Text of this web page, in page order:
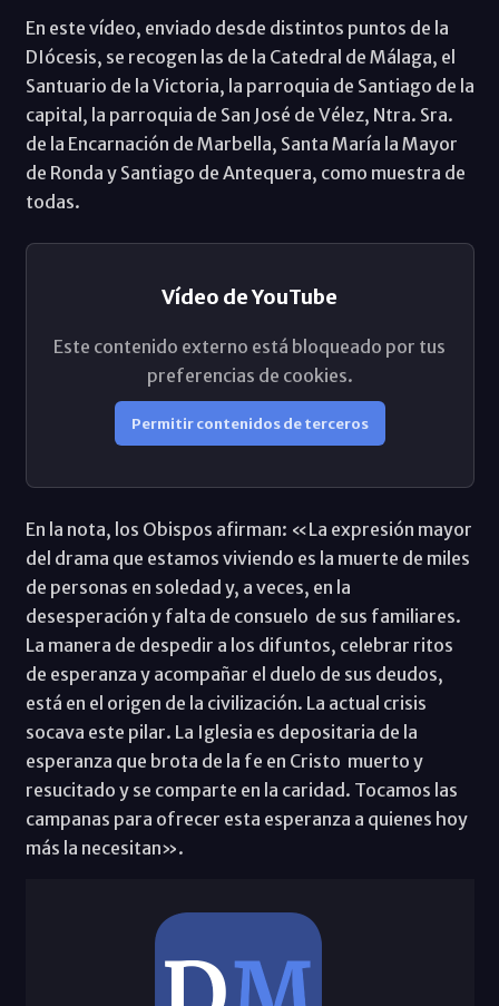
En este vídeo, enviado desde distintos puntos de la
DIócesis, se recogen las de la Catedral de Málaga, el
Santuario de la Victoria, la parroquia de Santiago de la
capital, la parroquia de San José de Vélez, Ntra. Sra.
de la Encarnación de Marbella, Santa María la Mayor
de Ronda y Santiago de Antequera, como muestra de
todas.
Vídeo de YouTube
Este contenido externo está bloqueado por tus
preferencias de cookies.
Permitir contenidos de terceros
En la nota, los Obispos afirman: «La expresión mayor
del drama que estamos viviendo es la muerte de miles
de personas en soledad y, a veces, en la
desesperación y falta de consuelo de sus familiares.
La manera de despedir a los difuntos, celebrar ritos
de esperanza y acompañar el duelo de sus deudos,
está en el origen de la civilización. La actual crisis
socava este pilar. La Iglesia es depositaria de la
esperanza que brota de la fe en Cristo muerto y
resucitado y se comparte en la caridad. Tocamos las
campanas para ofrecer esta esperanza a quienes hoy
más la necesitan».